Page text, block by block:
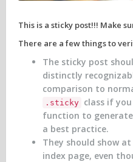
This is a sticky post!!! Make
There are a few things to
The sticky post
distinctly
comparison to
.sticky class if
function to
a best practice.
They should show
index page, even